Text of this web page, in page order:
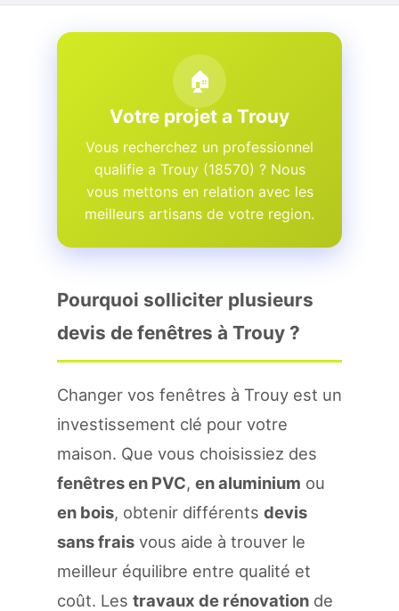
🏠
Votre projet a Trouy
Vous recherchez un professionnel
qualifie a Trouy (18570) ? Nous
vous mettons en relation avec les
meilleurs artisans de votre region.
Pourquoi solliciter plusieurs
devis de fenêtres à Trouy ?
Changer vos fenêtres à Trouy est un
investissement clé pour votre
maison. Que vous choisissiez des
fenêtres en PVC, en aluminium ou
en bois, obtenir différents devis
sans frais vous aide à trouver le
meilleur équilibre entre qualité et
coût. Les travaux de rénovation de